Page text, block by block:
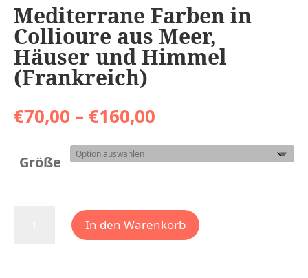
Mediterrane Farben in
Collioure aus Meer,
Häuser und Himmel
(Frankreich)
€70,00 – €160,00
bis
€160,00
Größe
Mediterrane
In den Warenkorb